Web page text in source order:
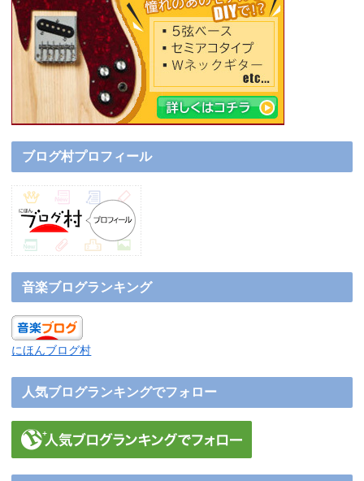
ブログ村プロフィール
音楽ブログランキング
にほんブログ村
人気ブログランキングでフォロー